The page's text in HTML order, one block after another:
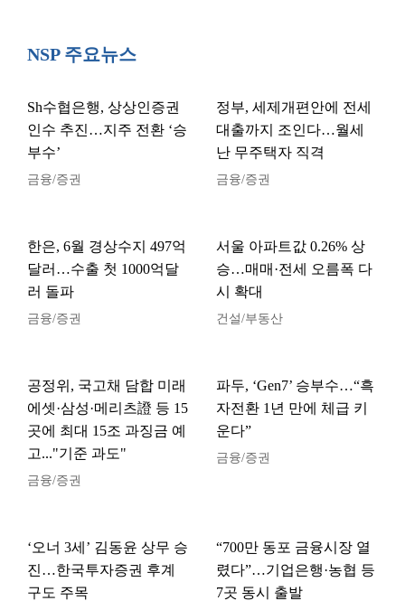
NSP 주요뉴스
Sh수협은행, 상상인증권
인수 추진…지주 전환 ‘승
부수’
금융/증권
정부, 세제개편안에 전세
대출까지 조인다…월세
난 무주택자 직격
금융/증권
한은, 6월 경상수지 497억
달러…수출 첫 1000억달
러 돌파
금융/증권
서울 아파트값 0.26% 상
승…매매·전세 오름폭 다
시 확대
건설/부동산
공정위, 국고채 담합 미래
에셋·삼성·메리츠證 등 15
곳에 최대 15조 과징금 예
고..."기준 과도"
금융/증권
파두, ‘Gen7’ 승부수…“흑
자전환 1년 만에 체급 키
운다”
금융/증권
‘오너 3세’ 김동윤 상무 승
진…한국투자증권 후계
구도 주목
“700만 동포 금융시장 열
렸다”…기업은행·농협 등
7곳 동시 출발